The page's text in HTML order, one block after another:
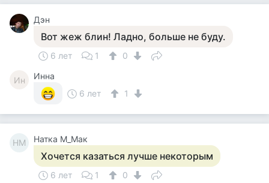
Дэн
Вот жеж блин! Ладно, больше не буду.
6 лет 1 0
Ин
Инна
6 лет
1
НМ Натка М_Мак
Хочется казаться лучше некоторым
6 лет 1 0